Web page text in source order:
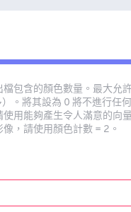
包含的顏色數量。最大允
。將其設為 0 將不進行任
使用能夠產生令人滿意的向
，請使用顏色計數 = 2。